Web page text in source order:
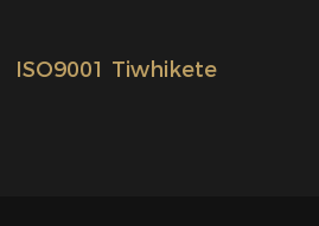
ISO9001 Tiwhikete